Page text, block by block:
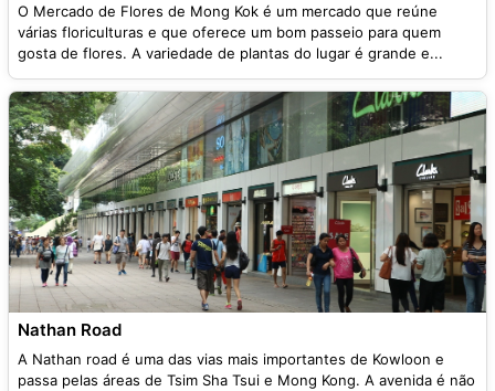
O Mercado de Flores de Mong Kok é um mercado que reúne
várias floriculturas e que oferece um bom passeio para quem
gosta de flores. A variedade de plantas do lugar é grande e...
Nathan Road
A Nathan road é uma das vias mais importantes de Kowloon e
passa pelas áreas de Tsim Sha Tsui e Mong Kong. A avenida é não